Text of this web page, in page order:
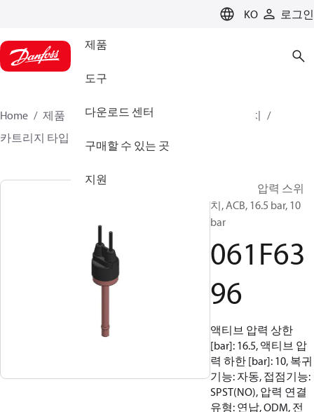
KO 로그인
제품
도구
다운로드 센터
구매할 수 있는 곳
지원
Home 제품 클라이미트 솔루션스 - 쿨링
스위치
카트리지 타입 압력 스위치
ACB / CCB
카트리지 압력 스위
치, ACB, 16.5 bar, 10
bar
061F63
96
액티브 압력 상한
[bar]: 16.5, 액티브 압
력 하한 [bar]: 10, 복귀
기능: 자동, 접점기능:
SPST(NO), 압력 연결
유형: 연납, ODM, 전